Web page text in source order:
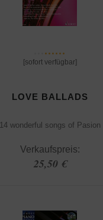
[sofort verfügbar]
LOVE BALLADS
14 wonderful songs of Pasion
Verkaufspreis:
25,50 €